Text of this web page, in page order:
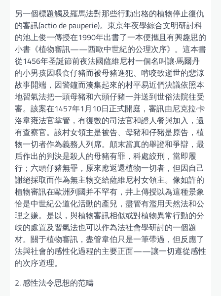
另一個標題觸及羅馬法對那些行動出格的植物停止復仇
的審訊(actio de pauperie)。東京年夜學綜合文明研討科
的池上俊一傳授在1990年出書了一本便攜且有興趣思的
小書《植物審訊——西歐中世紀的公理次序》。這本書
從1456年圣誕節前夜法國薩維尼村一個名叫讓·馬爾丹
的小男孩因喂食仔豬而被母豬進犯、啃咬致逝世的悲涼
故事開端，因警鐘而湊集起來的村平易近們決議依照本
地習氣法把一頭母豬和六頭仔豬一并送到世俗法院往受
審。該案在1457年1月10日正式開庭，審訊由尼克拉·卡
洛韋雍法官掌管，有復數的司法官和證人餐與加入，還
有查察官。該村女領主是被告、母豬和仔豬是原告，植
物一切者作為義務人列席。顛末當真的舉證和爭辯，最
后作出的判決是殺人的母豬有罪，科處絞刑，當即履
行；六頭仔豬無罪，原來應返還植物一切者，但因自己
謝絕採取而作為無主物交給薩維尼村女領主。像如許的
植物審訊在歐洲列國并不罕有，井上傳授以為這種景象
恰是中世紀公道化活動的產兒，盡管有濫用天然法和公
理之嫌。是以，與植物審訊相似或對植物異常行動的分
歧的處置及習氣法也可以作為法社會學研討的一個題
材。關于植物審訊，盡管韋伯只是一筆帶過，但反應了
法與社會的感性化過程的主要正面——讓一切遵從感性
的次序道理。
2. 感性法令思想的范疇